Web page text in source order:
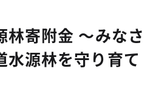
林寄附金 ～みなさ
水源林を守り育て